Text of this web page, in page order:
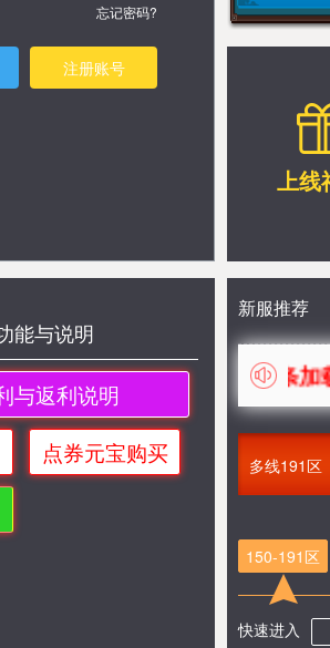
忘记密码?
注册账号
能与说明
与返利说明
点券元宝购买
上线
新服推荐
进入游戏黑屏、卡进度条加载、
多线191区
150-191区
快速进入